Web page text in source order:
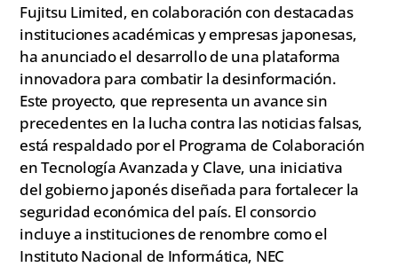
Fujitsu Limited, en colaboración con destacadas
instituciones académicas y empresas japonesas,
ha anunciado el desarrollo de una plataforma
innovadora para combatir la desinformación.
Este proyecto, que representa un avance sin
precedentes en la lucha contra las noticias falsas,
está respaldado por el Programa de Colaboración
en Tecnología Avanzada y Clave, una iniciativa
del gobierno japonés diseñada para fortalecer la
seguridad económica del país. El consorcio
incluye a instituciones de renombre como el
Instituto Nacional de Informática, NEC